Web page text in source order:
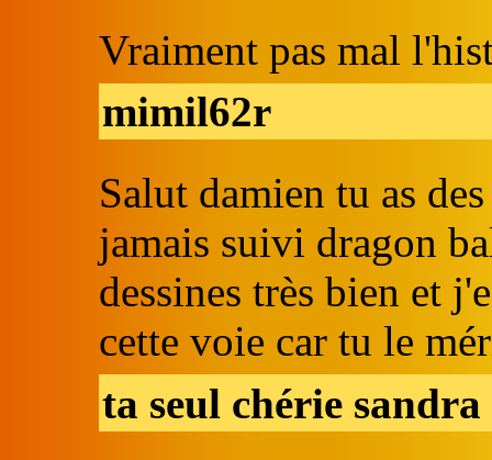
Vraiment pas mal
mimil62r
Salut damien tu as
jamais suivi dragon
dessines très bien et
cette voie car tu le
ta seul chérie